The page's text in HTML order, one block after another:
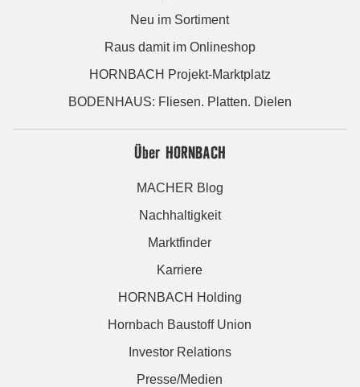
Neu im Sortiment
Raus damit im Onlineshop
HORNBACH Projekt-Marktplatz
BODENHAUS: Fliesen. Platten. Dielen
Über HORNBACH
MACHER Blog
Nachhaltigkeit
Marktfinder
Karriere
HORNBACH Holding
Hornbach Baustoff Union
Investor Relations
Presse/Medien